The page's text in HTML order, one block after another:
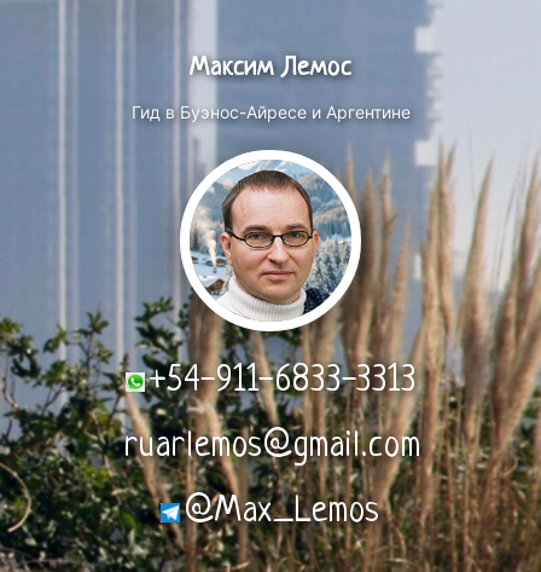
Максим Лемос
Гид в Буэнос-Айресе и Аргентине
+54-911-6833-3313
ruarlemos@gmail.com
@Max_Lemos